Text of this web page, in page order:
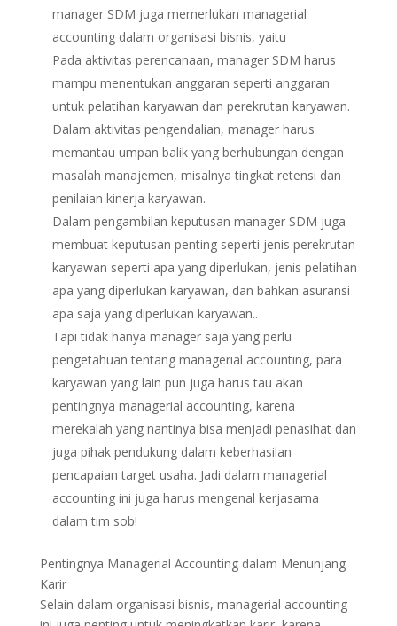
manager SDM juga memerlukan managerial
accounting dalam organisasi bisnis, yaitu
Pada aktivitas perencanaan, manager SDM harus
mampu menentukan anggaran seperti anggaran
untuk pelatihan karyawan dan perekrutan karyawan.
Dalam aktivitas pengendalian, manager harus
memantau umpan balik yang berhubungan dengan
masalah manajemen, misalnya tingkat retensi dan
penilaian kinerja karyawan.
Dalam pengambilan keputusan manager SDM juga
membuat keputusan penting seperti jenis perekrutan
karyawan seperti apa yang diperlukan, jenis pelatihan
apa yang diperlukan karyawan, dan bahkan asuransi
apa saja yang diperlukan karyawan..
Tapi tidak hanya manager saja yang perlu
pengetahuan tentang managerial accounting, para
karyawan yang lain pun juga harus tau akan
pentingnya managerial accounting, karena
merekalah yang nantinya bisa menjadi penasihat dan
juga pihak pendukung dalam keberhasilan
pencapaian target usaha. Jadi dalam managerial
accounting ini juga harus mengenal kerjasama
dalam tim sob!
Pentingnya Managerial Accounting dalam Menunjang
Karir
Selain dalam organisasi bisnis, managerial accounting